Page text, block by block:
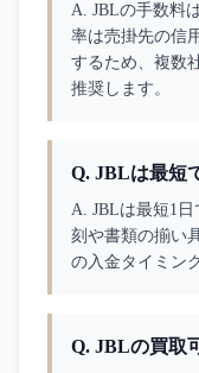
A. JBLの手数料
率は売掛先の信
するため、複数
推奨します。
Q. JBLは最短
A. JBLは最短1
刻や書類の揃い
の入金タイミン
Q. JBLの買取